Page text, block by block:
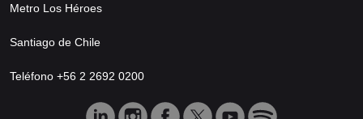
Metro Los Héroes
Santiago de Chile
Teléfono +56 2 2692 0200